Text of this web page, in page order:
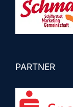
PARTNER